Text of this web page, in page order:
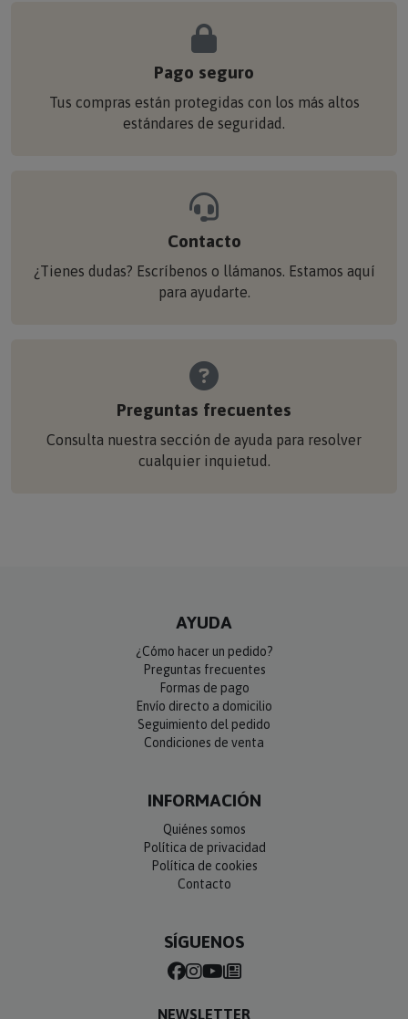
Pago seguro
Tus compras están protegidas con los más altos
estándares de seguridad.
Contacto
¿Tienes dudas? Escríbenos o llámanos. Estamos aquí
para ayudarte.
Preguntas frecuentes
Consulta nuestra sección de ayuda para resolver
cualquier inquietud.
AYUDA
¿Cómo hacer un pedido?
Preguntas frecuentes
Formas de pago
Envío directo a domicilio
Seguimiento del pedido
Condiciones de venta
INFORMACIÓN
Quiénes somos
Política de privacidad
Política de cookies
Contacto
SÍGUENOS
NEWSLETTER